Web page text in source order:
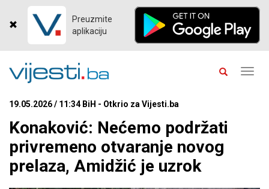
Preuzmite
aplikaciju
19.05.2026 / 11:34 BiH - Otkrio za Vijesti.ba
Konaković: Nećemo podržati
privremeno otvaranje novog
prelaza, Amidžić je uzrok